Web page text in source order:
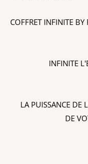
COFFRET INFINITE
INFINITE
LA PUISSANCE DE
DE VOTRE